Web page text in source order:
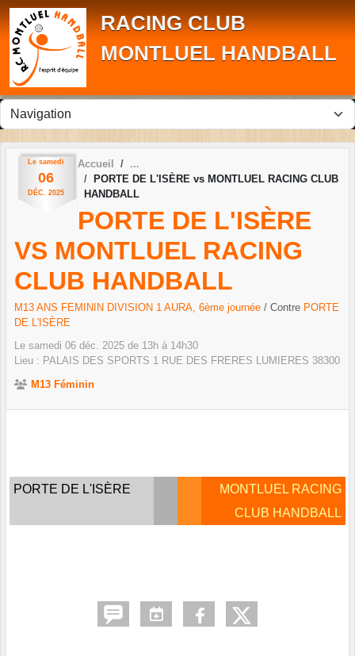
RACING CLUB
MONTLUEL HANDBALL
Le samedi
06
DÉC. 2025
Accueil
PORTE DE L'ISÈRE vs MONTLUEL RACING CLUB
HANDBALL
PORTE DE L'ISÈRE
VS MONTLUEL RACING
CLUB HANDBALL
M13 ANS FEMININ DIVISION 1 AURA, 6ème journée / Contre PORTE
DE L'ISÈRE
Le samedi 06 déc. 2025 de 13h à 14h30
Lieu : PALAIS DES SPORTS 1 RUE DES FRERES LUMIERES 38300
M13 Féminin
PORTE DE L'ISÈRE
MONTLUEL RACING
CLUB HANDBALL
Panneau de gestion des cookies